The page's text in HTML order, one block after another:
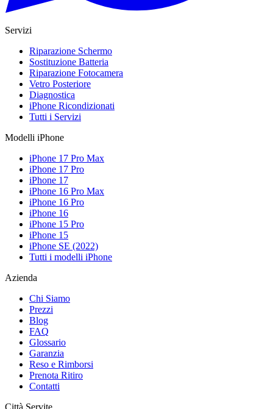
Servizi
Riparazione Schermo
Sostituzione Batteria
Riparazione Fotocamera
Vetro Posteriore
Diagnostica
iPhone Ricondizionati
Tutti i Servizi
Modelli iPhone
iPhone 17 Pro Max
iPhone 17 Pro
iPhone 17
iPhone 16 Pro Max
iPhone 16 Pro
iPhone 16
iPhone 15 Pro
iPhone 15
iPhone SE (2022)
Tutti i modelli iPhone
Azienda
Chi Siamo
Prezzi
Blog
FAQ
Glossario
Garanzia
Reso e Rimborsi
Prenota Ritiro
Contatti
Città Servite